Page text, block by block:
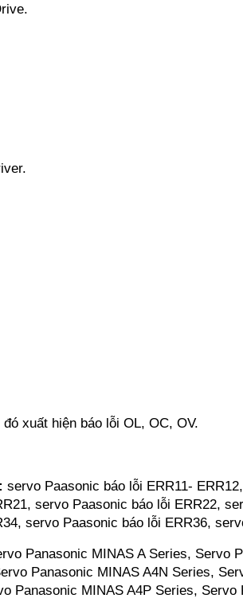
xuất hiện báo lỗi OL, OC, OV.
servo Paasonic báo lỗi ERR11-
servo Paasonic báo lỗi ERR22,
servo Paasonic báo lỗi ERR36,
Panasonic MINAS A Series, Servo
Panasonic MINAS A4N Series,
Panasonic MINAS A4P Series,